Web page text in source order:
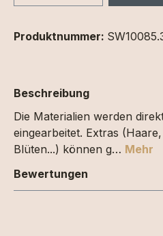
Produktnummer:
Beschreibung
Die Materialien werden
eingearbeitet. Extras
Blüten...) können g… Mehr
Bewertungen